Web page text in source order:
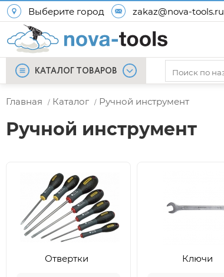
Выберите город zakaz@nova-tools.ru
КАТАЛОГ ТОВАРОВ
Главная / Каталог / Ручной инструмент
Ручной инструмент
Отвертки Ключи